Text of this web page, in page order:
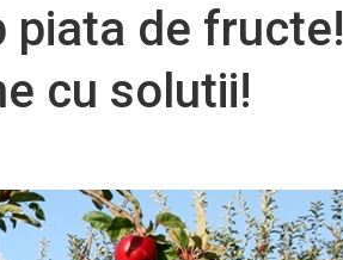
piata de fructe!
cu solutii!